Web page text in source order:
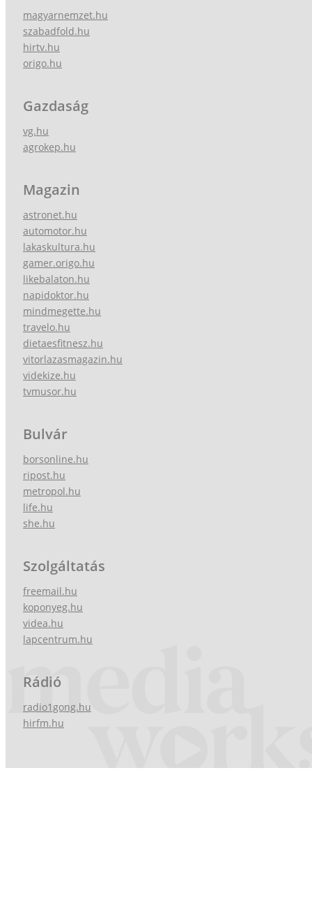
magyarnemzet.hu
szabadfold.hu
hirtv.hu
origo.hu
Gazdaság
vg.hu
agrokep.hu
Magazin
astronet.hu
automotor.hu
lakaskultura.hu
gamer.origo.hu
likebalaton.hu
napidoktor.hu
mindmegette.hu
travelo.hu
dietaesfitnesz.hu
vitorlazasmagazin.hu
videkize.hu
tvmusor.hu
Bulvár
borsonline.hu
ripost.hu
metropol.hu
life.hu
she.hu
Szolgáltatás
freemail.hu
koponyeg.hu
videa.hu
lapcentrum.hu
Rádió
radio1gong.hu
hirfm.hu